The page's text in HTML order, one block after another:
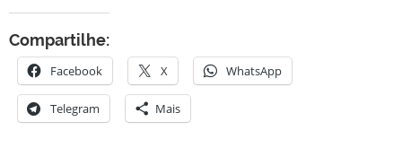
Compartilhe:
Facebook X WhatsApp
Telegram Mais